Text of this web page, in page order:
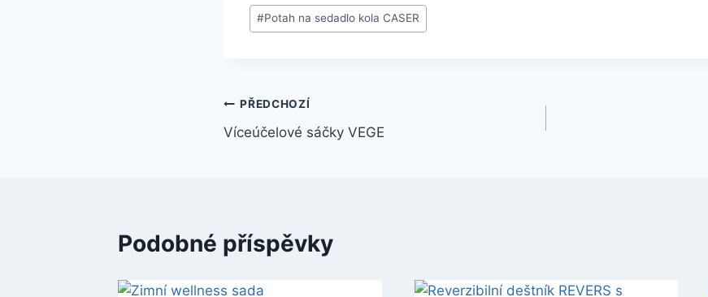
#Potah na sedadlo kola CASER
PŘEDCHOZÍ
Víceúčelové sáčky VEGE
Podobné příspěvky